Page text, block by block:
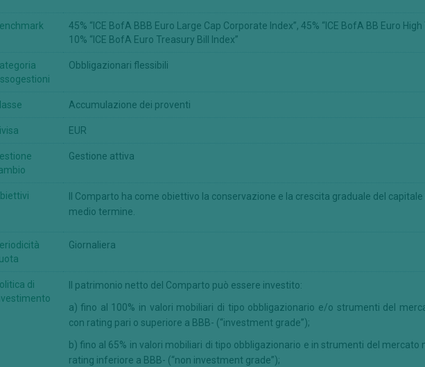
45% “ICE BofA BBB Euro Large Cap Corporate Index”, 45% “ICE BofA BB Euro High
10% “ICE BofA Euro Treasury Bill Index”
Obbligazionari flessibili
Accumulazione dei proventi
EUR
Gestione attiva
Il Comparto ha come obiettivo la conservazione e la crescita graduale del
medio termine.
Giornaliera
di
Il patrimonio netto del Comparto può essere investito:
a) fino al 100% in valori mobiliari di tipo obbligazionario e/o strumenti del
con rating pari o superiore a BBB- (“investment grade”);
b) fino al 65% in valori mobiliari di tipo obbligazionario e in strumenti del mercato
rating inferiore a BBB- (“non investment grade”);